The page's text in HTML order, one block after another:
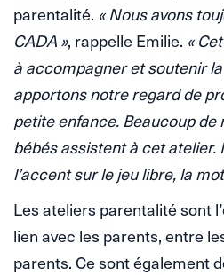
parentalité. « Nous avons
CADA », rappelle Emilie. «
à accompagner et soutenir
apportons notre regard de
petite enfance. Beaucoup de
bébés assistent à cet
l’accent sur le jeu libre, la
Les ateliers parentalité sont
lien avec les parents, entre
parents. Ce sont également